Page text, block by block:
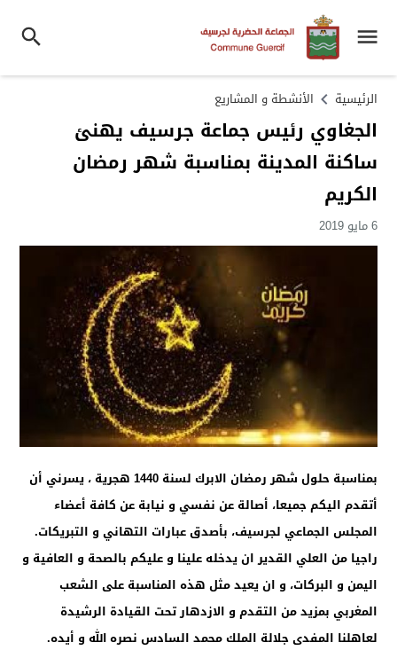
الرئيسية الأنشطة و المشاريع
الجغاوي رئيس جماعة جرسيف يهنئ
ساكنة المدينة بمناسبة شهر رمضان
الكريم
6 مايو 2019
بمناسبة حلول شهر رمضان الابرك لسنة 1440 هجرية ، يسرني أن
أتقدم اليكم جميعا، أصالة عن نفسي و نيابة عن كافة أعضاء
المجلس الجماعي لجرسيف، بأصدق عبارات التهاني و التبريكات.
راجيا من العلي القدير ان يدخله علينا و عليكم بالصحة و العافية و
اليمن و البركات، و ان يعيد مثل هذه المناسبة على الشعب
المغربي بمزيد من التقدم و الازدهار تحت القيادة الرشيدة
لعاهلنا المفدى جلالة الملك محمد السادس نصره الله و أيده.